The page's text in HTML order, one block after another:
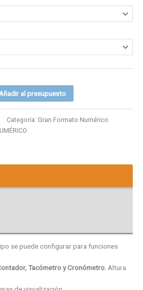
al presupuesto
Categoría: Gran Formato Numérico
se puede configurar para funciones
Tacómetro y Cronómetro.Altura